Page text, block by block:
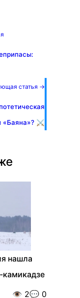
статья →
«Баяна»? ⚔️
нашла
камикадзе
👁️ 2💬 0